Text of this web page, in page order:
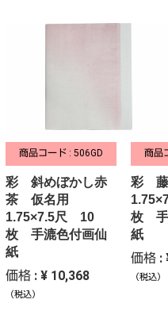
商品コード : 506GD
彩 斜めぼかし赤
茶 仮名用
1.75×7.5尺 10
枚 手漉色付画仙
紙
価格 : ¥ 10,368
（税込）
商品
彩
枚 手
紙
価格 :
（税込）